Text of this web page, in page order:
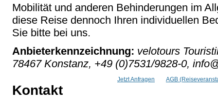
Mobilität und anderen Behinderungen im
diese Reise dennoch Ihren individuellen
Sie bitte bei uns.
Anbieterkennzeichnung: velotours
78467 Konstanz, +49 (0)7531/9828-0,
Jetzt Anfragen AGB
Kontakt